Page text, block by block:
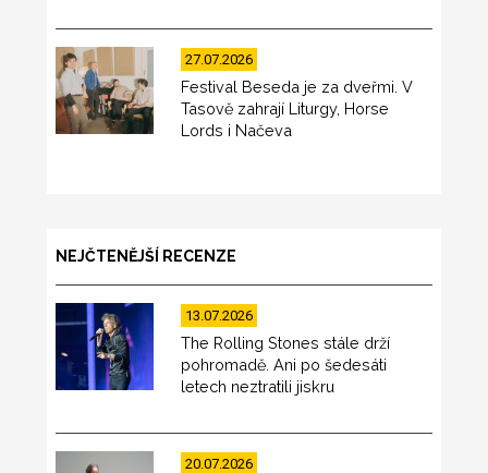
27.07.2026
Festival Beseda je za dveřmi. V
Tasově zahrají Liturgy, Horse
Lords i Načeva
NEJČTENĚJŠÍ RECENZE
13.07.2026
The Rolling Stones stále drží
pohromadě. Ani po šedesáti
letech neztratili jiskru
20.07.2026